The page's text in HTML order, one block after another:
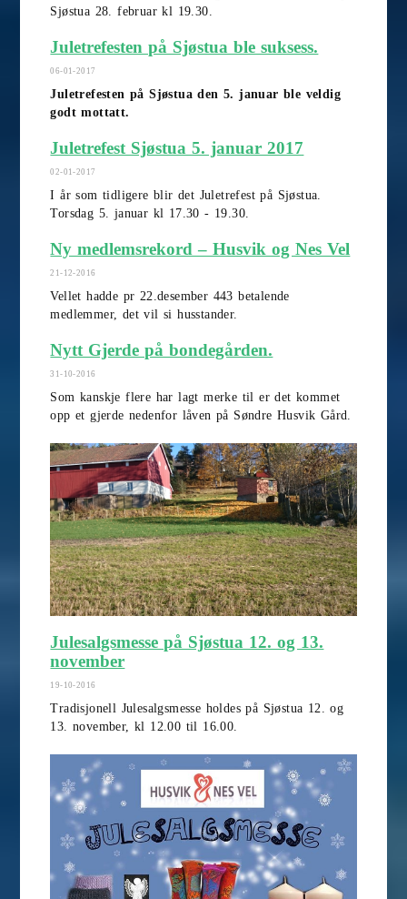
Sjøstua 28. februar kl 19.30.
Juletrefesten på Sjøstua ble suksess.
06-01-2017
Juletrefesten på Sjøstua den 5. januar ble veldig
godt mottatt.
Juletrefest Sjøstua 5. januar 2017
02-01-2017
I år som tidligere blir det Juletrefest på Sjøstua.
Torsdag 5. januar kl 17.30 - 19.30.
Ny medlemsrekord – Husvik og Nes Vel
21-12-2016
Vellet hadde pr 22.desember 443 betalende
medlemmer, det vil si husstander.
Nytt Gjerde på bondegården.
31-10-2016
Som kanskje flere har lagt merke til er det kommet
opp et gjerde nedenfor låven på Søndre Husvik Gård.
Julesalgsmesse på Sjøstua 12. og 13.
november
19-10-2016
Tradisjonell Julesalgsmesse holdes på Sjøstua 12. og
13. november, kl 12.00 til 16.00.